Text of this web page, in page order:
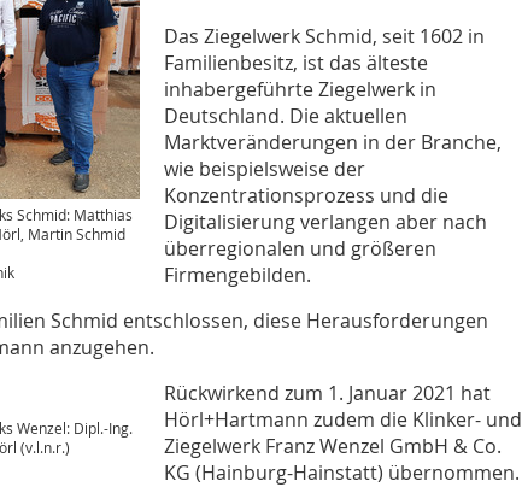
Schmid: Matthias
Martin Schmid
Das Ziegelwerk Schmid, seit 1602 in
Familienbesitz, ist das älteste
inhabergeführte Ziegelwerk in
Deutschland. Die aktuellen
Marktveränderungen in der Branche,
wie beispielsweise der
Konzentrationsprozess und die
Digitalisierung verlangen aber nach
überregionalen und größeren
Firmengebilden.
Schmid entschlossen, diese Herausforderungen
anzugehen.
Wenzel: Dipl.-Ing.
(v.l.n.r.)
Rückwirkend zum 1. Januar 2021 hat
Hörl+Hartmann zudem die Klinker- und
Ziegelwerk Franz Wenzel GmbH & Co.
KG (Hainburg-Hainstatt) übernommen.